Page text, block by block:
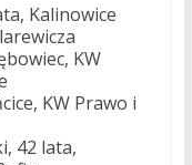
Kalinowice
KW
KW Prawo i
42 lata,